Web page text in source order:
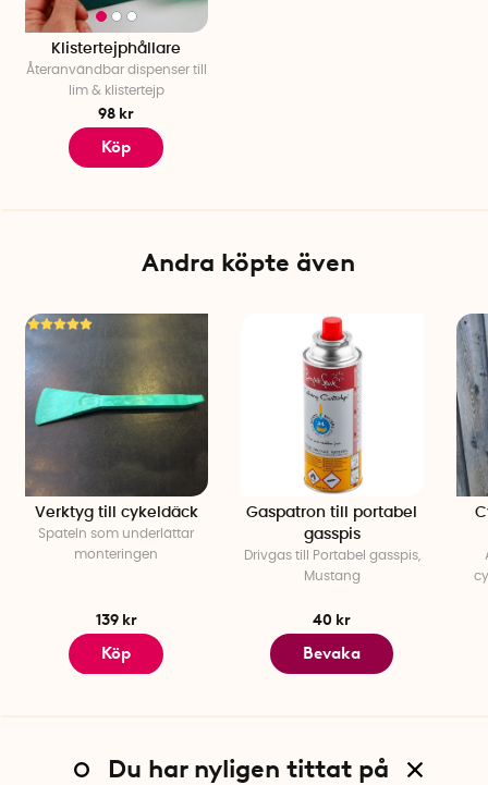
Klistertejphållare
Återanvändbar dispenser till
lim & klistertejp
98 kr
Köp
Andra köpte även
Verktyg till cykeldäck
Spateln som underlättar
monteringen
139 kr
Köp
Gaspatron till portabel
gasspis
Drivgas till Portabel gasspis,
Mustang
40 kr
Bevaka
Du har nyligen tittat på